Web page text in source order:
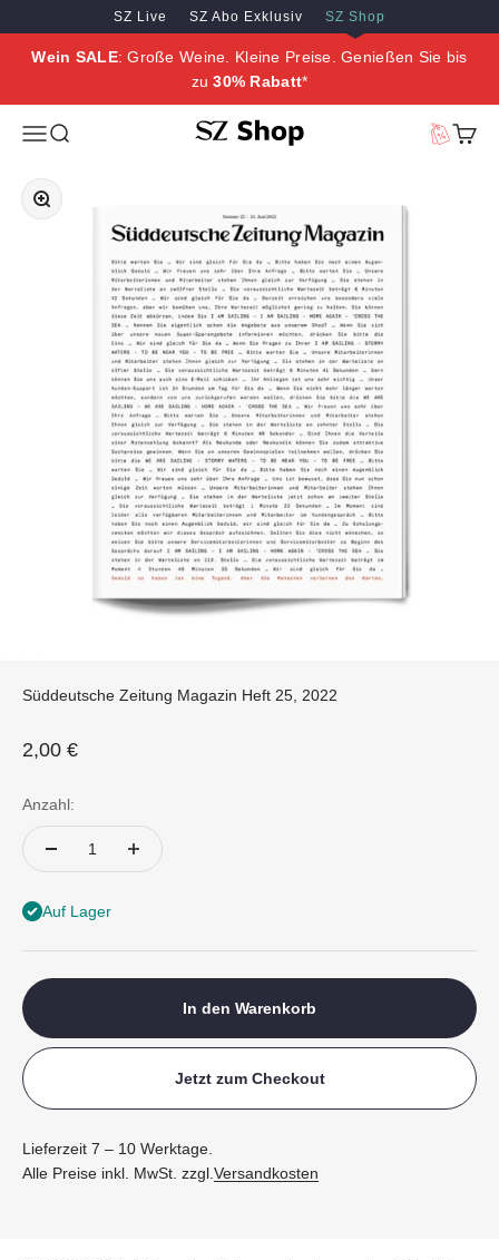
Zum Inhalt springen
Zum Hauptinhalt springen
SZ Live SZ Abo Exklusiv SZ Shop
Wein SALE: Große Weine. Kleine Preise. Genießen Sie bis
zu30% Rabatt*
MenüSuche SZ Erleben
Bild vergrößern
Süddeutsche Zeitung Magazin Heft 25, 2022
Angebot
2,00 €
Anzahl:
Auf Lager
In den Warenkorb
Jetzt zum Checkout
Lieferzeit 7 – 10 Werktage.
Alle Preise inkl. MwSt. zzgl.Versandkosten